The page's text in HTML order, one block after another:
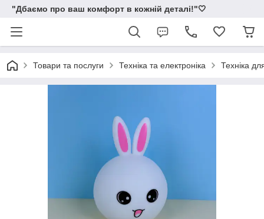
"Дбаємо про ваш комфорт в кожній деталі!"🤍
Товари та послуги Техніка та електроніка Техніка